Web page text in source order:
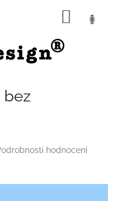
bez
hodnocení